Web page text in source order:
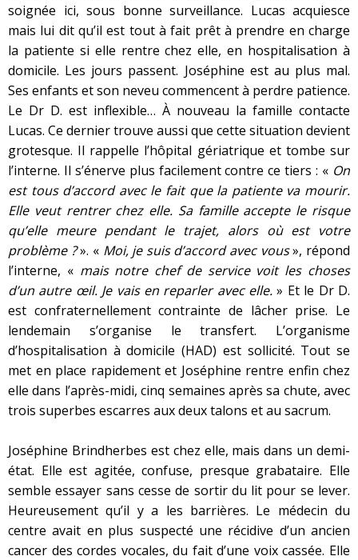
soignée ici, sous bonne surveillance. Lucas acquiesce
mais lui dit qu’il est tout à fait prêt à prendre en charge
la patiente si elle rentre chez elle, en hospitalisation à
domicile. Les jours passent. Joséphine est au plus mal.
Ses enfants et son neveu commencent à perdre patience.
Le Dr D. est inflexible… À nouveau la famille contacte
Lucas. Ce dernier trouve aussi que cette situation devient
grotesque. Il rappelle l’hôpital gériatrique et tombe sur
l’interne. Il s’énerve plus facilement contre ce tiers : « On
est tous d’accord avec le fait que la patiente va mourir.
Elle veut rentrer chez elle. Sa famille accepte le risque
qu’elle meure pendant le trajet, alors où est votre
problème ?». « Moi, je suis d’accord avec vous», répond
l’interne, « mais notre chef de service voit les choses
d’un autre œil. Je vais en reparler avec elle.» Et le Dr D.
est confraternellement contrainte de lâcher prise. Le
lendemain s’organise le transfert. L’organisme
d’hospitalisation à domicile (HAD) est sollicité. Tout se
met en place rapidement et Joséphine rentre enfin chez
elle dans l’après-midi, cinq semaines après sa chute, avec
trois superbes escarres aux deux talons et au sacrum.
Joséphine Brindherbes est chez elle, mais dans un demi-
état. Elle est agitée, confuse, presque grabataire. Elle
semble essayer sans cesse de sortir du lit pour se lever.
Heureusement qu’il y a les barrières. Le médecin du
centre avait en plus suspecté une récidive d’un ancien
cancer des cordes vocales, du fait d’une voix cassée. Elle